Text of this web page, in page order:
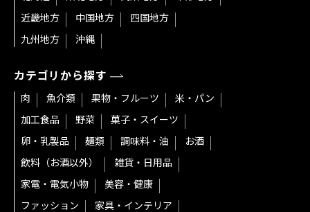
近畿地方
中国地方
四国地方
九州地方
沖縄
カテゴリから探す
肉 魚介類 果物・フルーツ
米・パン
加工食品
野菜
菓子・スイーツ
卵・乳製品
麺類 調味料・油
お酒
飲料（お酒以外）
雑貨・日用品
家電・電気小物
美容・健康
ファッション
家具・インテリア